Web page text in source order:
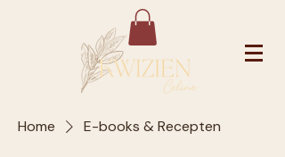
Home E-books & Recepten